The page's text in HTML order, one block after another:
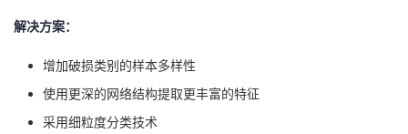
解决方案：
增加破损类别的样本多样性
使用更深的网络结构提取更丰富的特征
采用细粒度分类技术